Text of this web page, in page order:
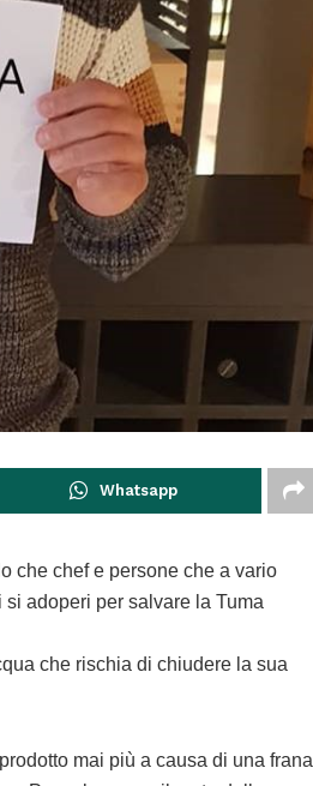
Whatsapp
che chef e persone che a vario
adoperi per salvare la Tuma
che rischia di chiudere la sua
mai più a causa di una frana